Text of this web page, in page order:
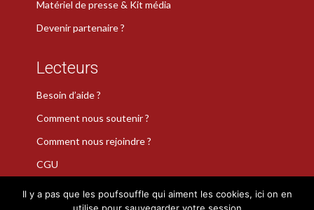
Matériel de presse & Kit média
Devenir partenaire ?
Lecteurs
Besoin d’aide ?
Comment nous soutenir ?
Comment nous rejoindre ?
CGU
Il y a pas que les poufsouffle qui aiment les cookies, ici on en